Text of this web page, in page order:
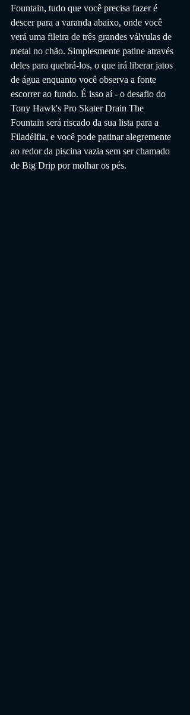
Fountain, tudo que você precisa fazer é
descer para a varanda abaixo, onde você
verá uma fileira de três grandes válvulas de
metal no chão. Simplesmente patine através
deles para quebrá-los, o que irá liberar jatos
de água enquanto você observa a fonte
escorrer ao fundo. É isso aí - o desafio do
Tony Hawk's Pro Skater Drain The
Fountain será riscado da sua lista para a
Filadélfia, e você pode patinar alegremente
ao redor da piscina vazia sem ser chamado
de Big Drip por molhar os pés.